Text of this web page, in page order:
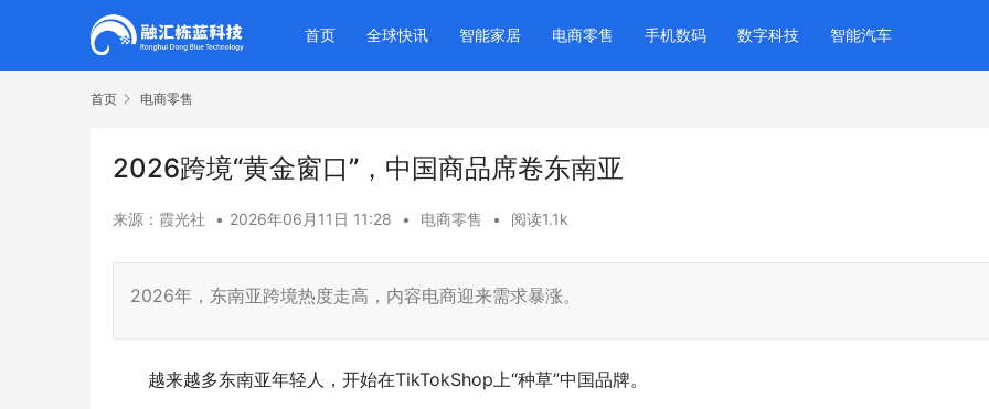
首页 全球快讯 智能家居 电商零售 手机数码 数字科技 智能汽车
首页 电商零售
2026跨境“黄金窗口”，中国商品席卷东南亚
来源：霞光社 • 2026年06月11日 11:28 • 电商零售 • 阅读1.1k
2026年，东南亚跨境热度走高，内容电商迎来需求暴涨。
越来越多东南亚年轻人，开始在TikTokShop上“种草”中国品牌。